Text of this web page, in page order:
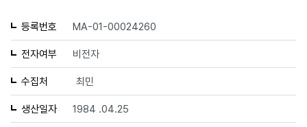
등록번호 MA-01-00024260
전자여부 비전자
수집처 최민
생산일자 1984 .04.25